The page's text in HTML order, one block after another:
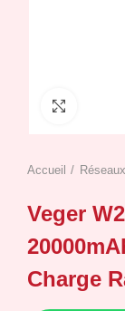
Accueil
Veger
Charge